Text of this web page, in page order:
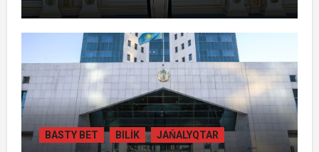
ТОҚАЕВ БІРНЕШЕ ІРІ АВТОЖОЛ
ЖОБАСЫНЫҢ ҚҰРЫЛЫСЫН РЕСМИ
ТҮРДЕ БАСТАП БЕРДІ
BASTY BET BILİK JAŃALYQTAR